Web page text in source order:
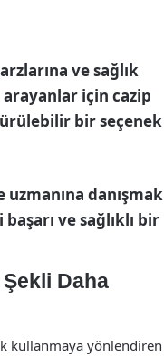
ve sağlık
arayanlar için cazip
bir seçenek
danışmak
ve sağlıklı bir
Daha
kullanmaya yönlendiren